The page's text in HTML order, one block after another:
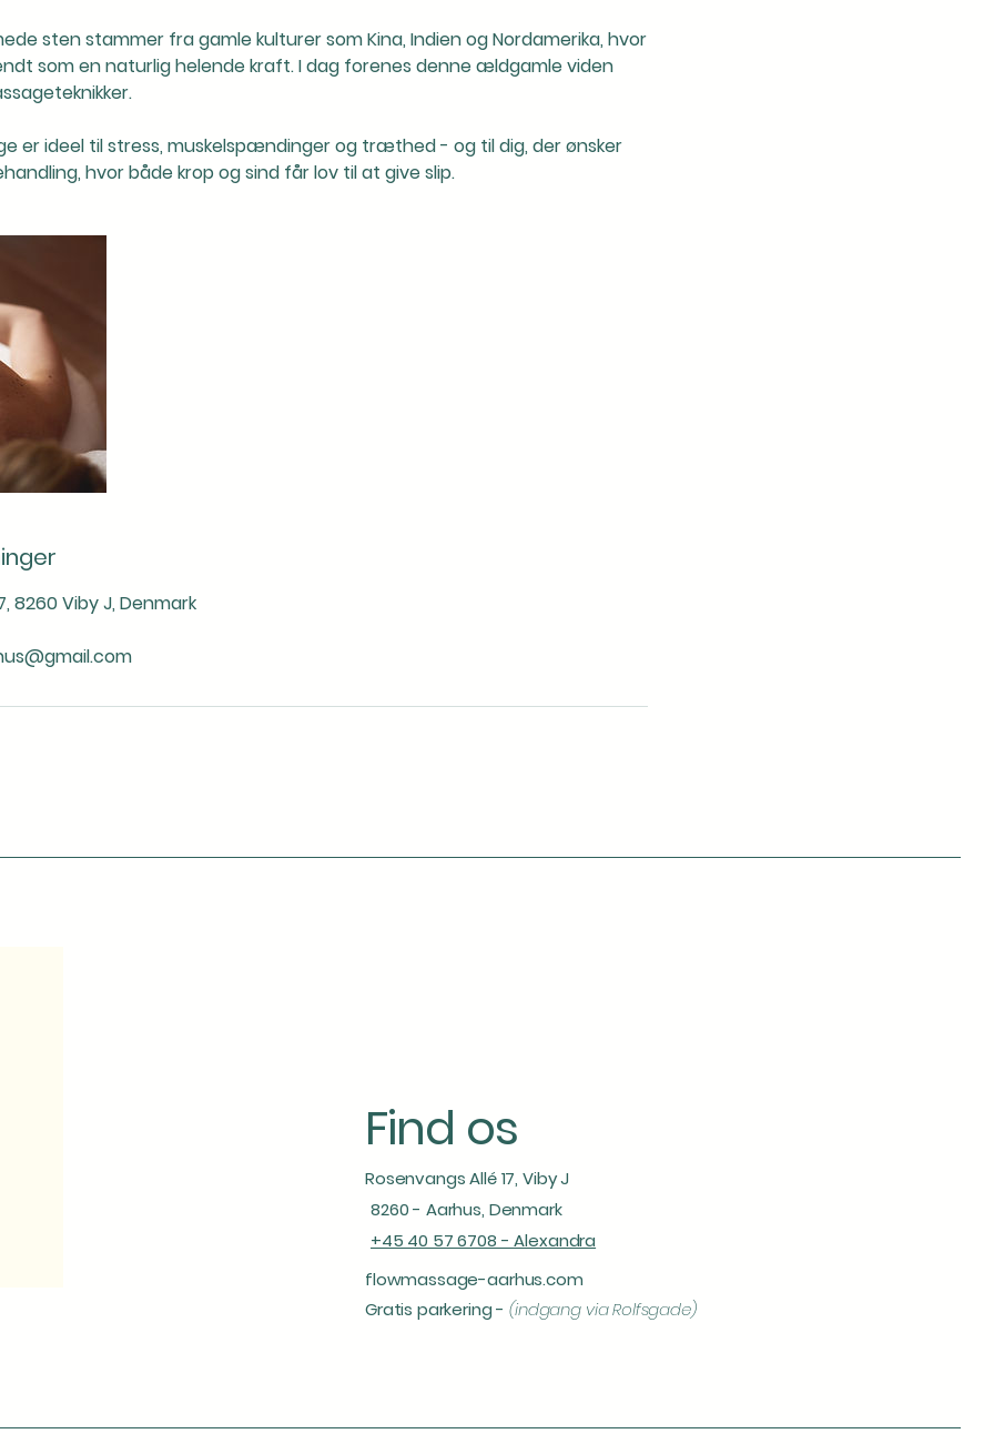
sten stammer fra gamle kulturer som Kina, Indien og Nordamerika, hvor
som en naturlig helende kraft. I dag forenes denne ældgamle viden
er ideel til stress, muskelspændinger og træthed - og til dig, der ønsker
hvor både krop og sind får lov til at give slip.
8260 Viby J, Denmark
Find os
Rosenvangs Allé 17, Viby J
+45 40 57 6708 - Alexandra
8260 - Aarhus, Denmark
flowmassage-aarhus.com
Gratis parkering -(indgang via Rolfsgade)